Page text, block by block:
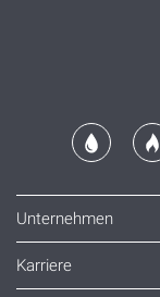
Unternehmen
Karriere